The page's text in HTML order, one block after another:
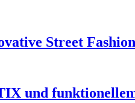
Street Fashion
und